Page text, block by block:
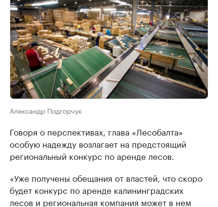
Александр Подгорчук
Говоря о перспективах, глава «Лесобалта»
особую надежду возлагает на предстоящий
региональный конкурс по аренде лесов.
«Уже получены обещания от властей, что скоро
будет конкурс по аренде калининградских
лесов и региональная компания может в нем